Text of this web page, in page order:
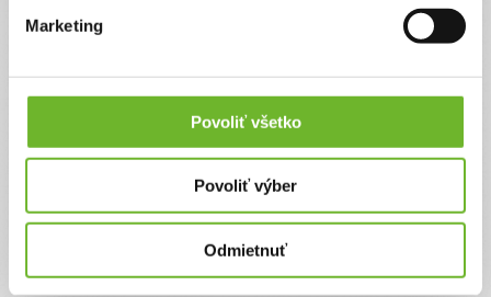
Marketing
Povoliť všetko
Povoliť výber
Odmietnuť
manželkou a neviem v čom vidí polovičatú resp. nie celkom pravdu,
keďže sa vôbec nezapodieval našimi zdravotnými a bytovými
terajšieho zdravotného stavu doklady o posledných kontrolach u
lekára posielam zriadovateľovi. Po nútenom odsťahovaní sa z
bývanie s dobrou dostupnosťou špecialnej školy pri Novej Bani,
potrebu nám terajšiu pohodu "osladiť" a verím, že sa podobnými
Ďalšie informácie